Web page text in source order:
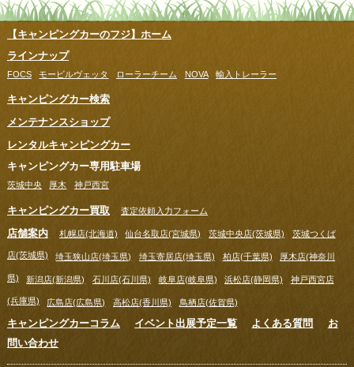
【キャンピングカーのフジ】ホーム
ラインナップ
FOCS モービルヴェッタ ローラーチーム NOVA 輸入トレーラー
キャンピングカー検索
メンテナンスショップ
レンタルキャンピングカー
キャンピングカー専用駐車場
茨城中央 厚木 神戸西宮
キャンピングカー買取 査定依頼入力フォーム
店舗案内 札幌店(北海道) 仙台名取店(宮城県) 茨城中央店(茨城県) 茨城つくば
店(茨城県) 埼玉狭山店(埼玉県) 埼玉寄居店(埼玉県) 柏店(千葉県) 厚木店(神奈川
県) 新潟店(新潟県) 石川店(石川県) 岐阜店(岐阜県) 浜松店(静岡県) 神戸西宮店
(兵庫県) 広島店(広島県) 高松店(香川県) 鳥栖店(佐賀県)
キャンピングカーコラム イベント出展予定一覧 よくある質問
お
問い合わせ